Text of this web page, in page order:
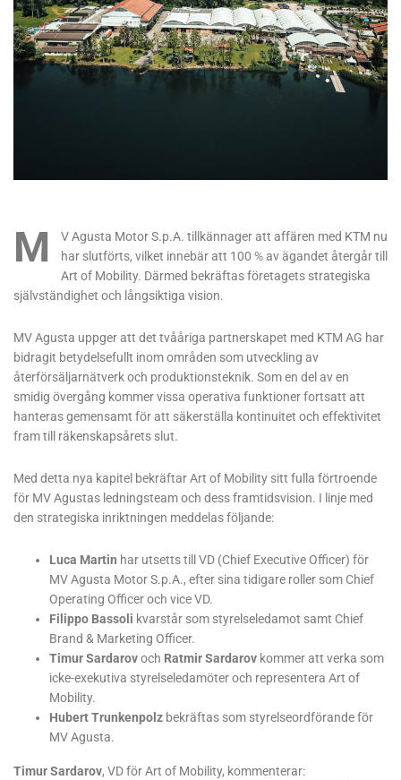
M
V Agusta Motor S.p.A. tillkännager att affären med KTM nu
har slutförts, vilket innebär att 100 % av ägandet återgår till
Art of Mobility. Därmed bekräftas företagets strategiska
självständighet och långsiktiga vision.
MV Agusta uppger att det tvååriga partnerskapet med KTM AG har
bidragit betydelsefullt inom områden som utveckling av
återförsäljarnätverk och produktionsteknik. Som en del av en
smidig övergång kommer vissa operativa funktioner fortsatt att
hanteras gemensamt för att säkerställa kontinuitet och effektivitet
fram till räkenskapsårets slut.
Med detta nya kapitel bekräftar Art of Mobility sitt fulla förtroende
för MV Agustas ledningsteam och dess framtidsvision. I linje med
den strategiska inriktningen meddelas följande:
Luca Martin har utsetts till VD (Chief Executive Officer) för
MV Agusta Motor S.p.A., efter sina tidigare roller som Chief
Operating Officer och vice VD.
Filippo Bassoli kvarstår som styrelseledamot samt Chief
Brand & Marketing Officer.
Timur Sardarovoch Ratmir Sardarov kommer att verka som
icke-exekutiva styrelseledamöter och representera Art of
Mobility.
Hubert Trunkenpolz bekräftas som styrelseordförande för
MV Agusta.
Timur Sardarov, VD för Art of Mobility, kommenterar: